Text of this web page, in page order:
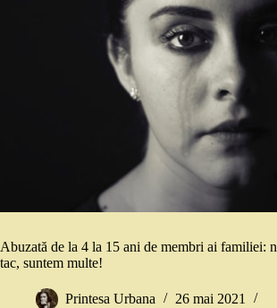
Abuzată de la 4 la 15 ani de membri ai familiei:
tac, suntem multe!
Printesa Urbana
26 mai 2021